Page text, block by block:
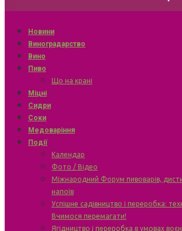
Новини
Виноградарство
Вино
Пиво
Що на крані
Міцні
Сидри
Соки
Медоваріння
Події
Календар
Фото / Відео
Міжнародний Форум пивоварів,
напоїв
Успішне садівництво і переробка:
Вчимося перемагати!
Ягідництво і переробка в умовах